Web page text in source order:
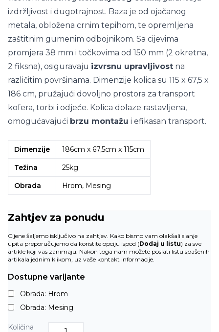
izdržljivost i dugotrajnost. Baza je od ojačanog
metala, obložena crnim tepihom, te opremljena
zaštitnim gumenim odbojnikom. Sa cijevima
promjera 38 mm i točkovima od 150 mm (2 okretna,
2 fiksna), osiguravaju izvrsnu upravljivost na
različitim površinama. Dimenzije kolica su 115 x 67,5 x
186 cm, pružajući dovoljno prostora za transport
kofera, torbi i odjeće. Kolica dolaze rastavljena,
omogućavajući brzu montažu i efikasan transport.
Dimenzije 186cm x 67,5cm x 115cm
Težina 25kg
Obrada Hrom, Mesing
Zahtjev za ponudu
Cijene šaljemo isključivo na zahtjev. Kako bismo vam olakšali slanje
upita preporučujemo da koristite opciju ispod (Dodaj u listu) za sve
artikle koji vas zanimaju. Nakon toga nam možete poslati listu spašenih
artikala jednim klikom, uz vaše kontakt informacije.
Dostupne varijante
Obrada: Hrom
Obrada: Mesing
Količina